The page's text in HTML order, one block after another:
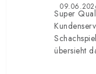
Super
übersieht